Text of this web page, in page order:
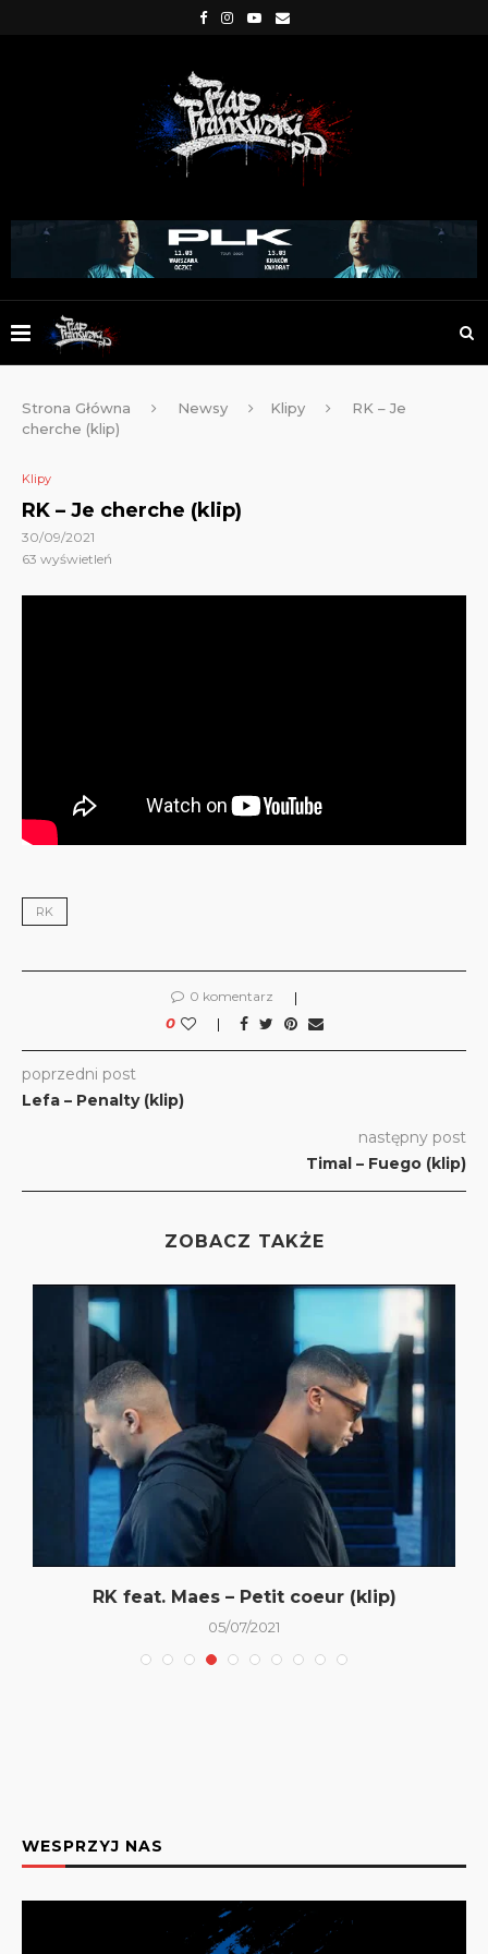
Strona Główna Newsy Klipy
RK – Je
cherche (klip)
Klipy
RK – Je cherche (klip)
30/09/2021
63 wyświetleń
RK
0 komentarz
0
poprzedni post
Lefa – Penalty (klip)
następny post
Timal – Fuego (klip)
ZOBACZ TAKŻE
RK feat. Maes – Petit coeur (klip)
05/07/2021
WESPRZYJ NAS